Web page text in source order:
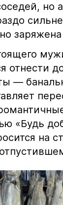
но
отнести
—
«Будь
на